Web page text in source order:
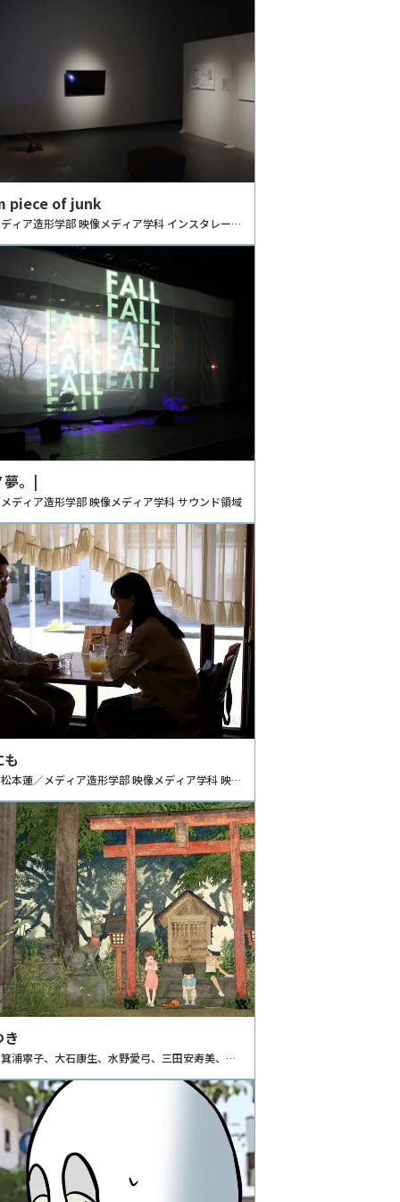
piece of junk
ィア造形学部 映像メディア学科 インスタレーシ
夢。|
ディア造形学部 映像メディア学科 サウンド領域
本蓮／メディア造形学部 映像メディア学科 映画
浦寧子、大石康生、水野愛弓、三田安寿美、金